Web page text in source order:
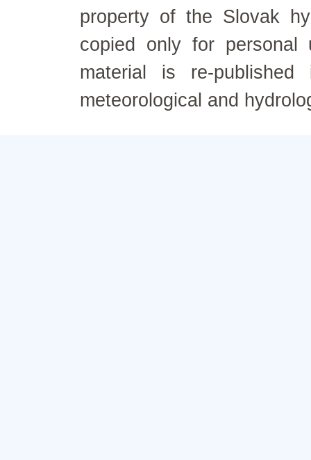
property of the Slovak
copied only for personal
material is re-
meteorological and